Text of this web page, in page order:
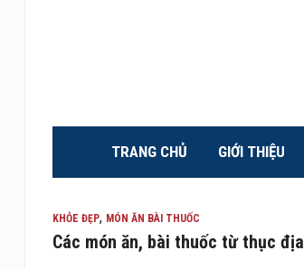
TRANG CHỦ GIỚI THIỆU
KHỎE ĐẸP, MÓN ĂN BÀI THUỐC
Các món ăn, bài thuốc từ thục địa